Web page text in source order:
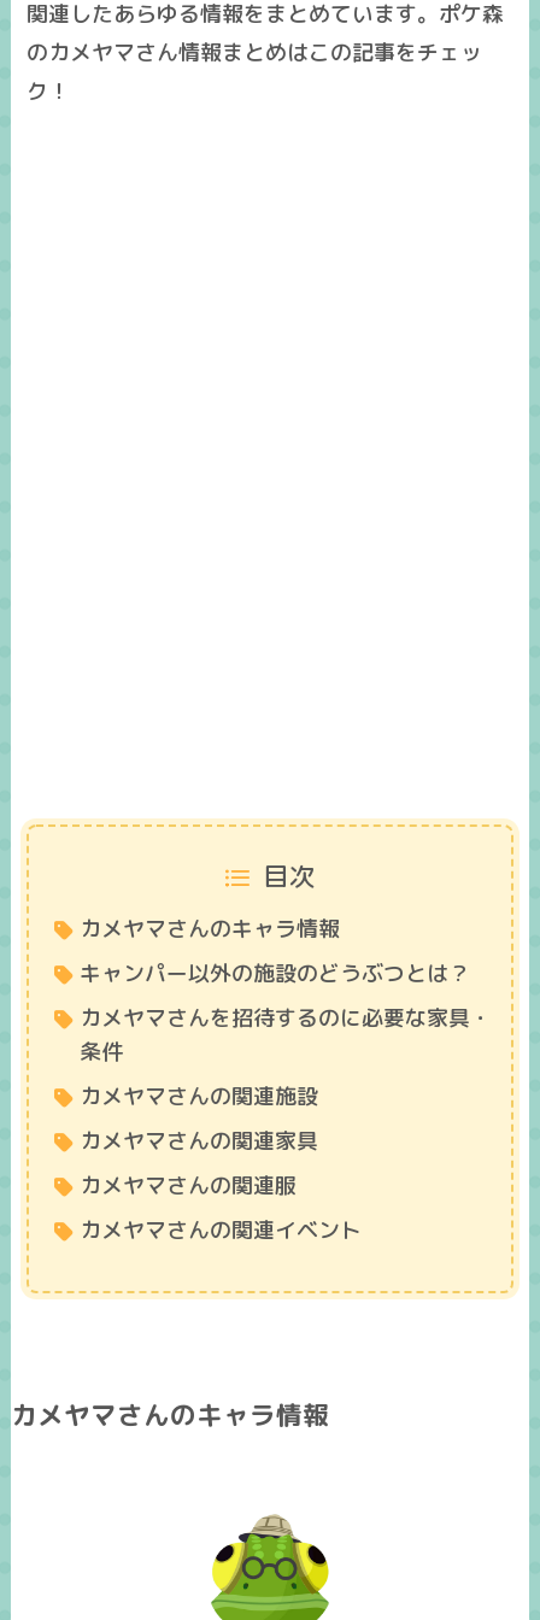
関連したあらゆる情報をまとめています。ポケ森
のカメヤマさん情報まとめはこの記事をチェッ
ク！
目次
カメヤマさんのキャラ情報
キャンパー以外の施設のどうぶつとは？
カメヤマさんを招待するのに必要な家具・
条件
カメヤマさんの関連施設
カメヤマさんの関連家具
カメヤマさんの関連服
カメヤマさんの関連イベント
カメヤマさんのキャラ情報